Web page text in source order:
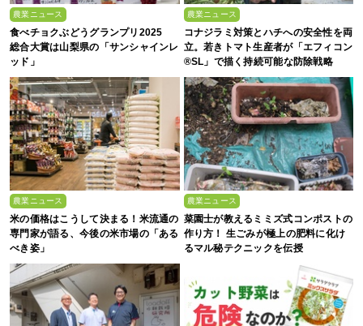
農業ニュース
食べチョクぶどうグランプリ2025
総合大賞は山梨県の「サンシャインレ
ッド」
農業ニュース
コナジラミ対策とハチへの安全性を両
立。若きトマト生産者が「エフィコン
®SL」で描く持続可能な防除戦略
農業ニュース
米の価格はこうして決まる！米流通の
専門家が語る、今後の米市場の「ある
べき姿」
農業ニュース
菜園士が教えるミミズ式コンポストの
作り方！ 生ごみが極上の肥料に化け
るマル秘テクニックを伝授